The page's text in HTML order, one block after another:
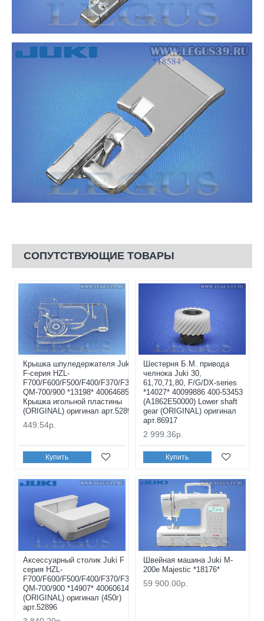
СОПУТСТВУЮЩИЕ ТОВАРЫ
Крышка шпуледержателя Juki
F-серия HZL-
F700/F600/F500/F400/F370/F300,
QM-700/900 *13198* 40064685
Крышка игольной пластины
(ORIGINAL) оригинал арт.52899
449.54р.
Купить
Шестерня Б.М. привода
челнока Juki 30,
61,70,71,80, F/G/DX-series
*14027* 40099886 400-53453
(A1862E50000) Lower shaft
gear (ORIGINAL) оригинал
арт.86917
2 999.36р.
Купить
Аксессуарный столик Juki F
серия HZL-
F700/F600/F500/F400/F370/F300,
QM-700/900 *14907* 40060614
(ORIGINAL) оригинал (450г)
арт.52896
Швейная машина Juki M-
200e Majestic *18176*
59 900.00р.